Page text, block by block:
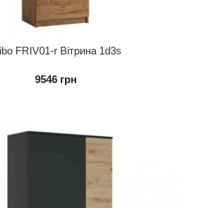
FRIV01-r Вітрина 1d3s
9546 грн